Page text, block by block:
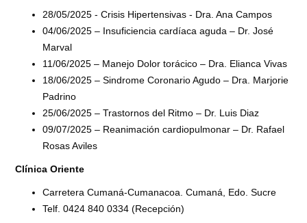
28/05/2025 - Crisis Hipertensivas - Dra. Ana Campos
04/06/2025 – Insuficiencia cardíaca aguda – Dr. José
Marval
11/06/2025 – Manejo Dolor torácico – Dra. Elianca Vivas
18/06/2025 – Sindrome Coronario Agudo – Dra. Marjorie
Padrino
25/06/2025 – Trastornos del Ritmo – Dr. Luis Diaz
09/07/2025 – Reanimación cardiopulmonar – Dr. Rafael
Rosas Aviles
Clínica Oriente
Carretera Cumaná-Cumanacoa. Cumaná, Edo. Sucre
Telf. 0424 840 0334 (Recepción)